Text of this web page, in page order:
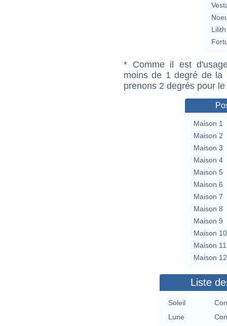
Lilith
* Comme il est
moins de 1 degré de la
prenons 2 degrés pour
Maison 1
Maison 2
Maison 3
Maison 4
Maison 5
Maison 6
Maison 7
Maison 8
Maison 9
Maison 10
Maison 11
Maison 12
Liste
Soleil
Lune